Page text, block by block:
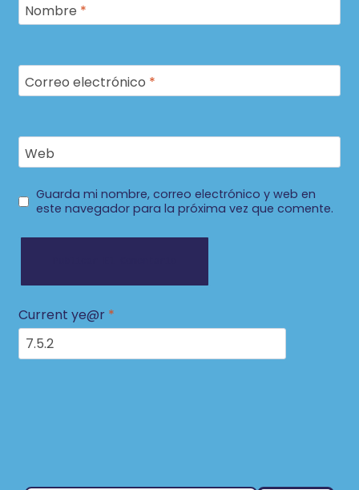
Nombre *
Correo electrónico *
Web
Guarda mi nombre, correo electrónico y web en
este navegador para la próxima vez que comente.
Current ye@r *